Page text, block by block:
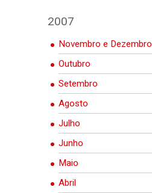
2007
Novembro e Dezembro
Outubro
Setembro
Agosto
Julho
Junho
Maio
Abril